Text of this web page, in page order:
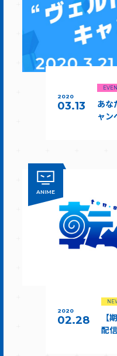
2020
03.13
あな
ャン
ANIME
2020
02.28
【
配